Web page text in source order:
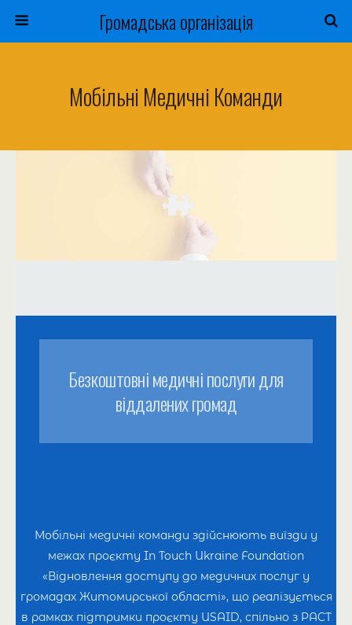
Громадська організація
Мобільні Медичні Команди
Безкоштовні медичні послуги для
віддалених громад
Мобільні медичні команди здійснюють виїзди у
межах проєкту In Touch Ukraine Foundation
«Відновлення доступу до медичних послуг у
громадах Житомирської області», що реалізується
в рамках підтримки проєкту USAID, спільно з PACT